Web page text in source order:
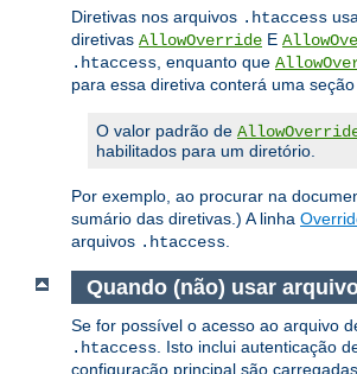
Diretivas nos arquivos .htaccess
diretivas AllowOverride E
.htaccess , enquanto que
para essa diretiva conterá uma
O valor padrão de
habilitados para um diretório.
Por exemplo, ao procurar na
sumário das diretivas.) A linha
arquivos .htaccess
Quando (não) usar
Se for possível o acesso ao arquivo
.htaccess. Isto inclui autenticação
configuração principal são